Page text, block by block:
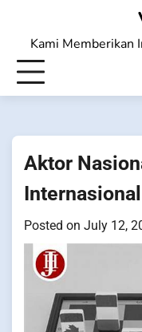
contentKami Memberikan
Aktor
Internasional
Posted on July 12,